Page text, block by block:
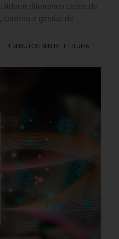
liderar diferentes ciclos de
carreira e gestão de
4 MINUTOS MIN DE LEITURA